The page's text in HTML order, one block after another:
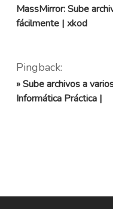
MassMirror: Sube
fácilmente | xkod
Pingback:
» Sube archivos a
Informática Práctica |